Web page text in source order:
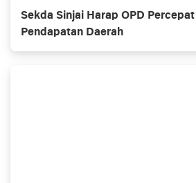
Sekda Sinjai Harap OPD
Pendapatan Daerah